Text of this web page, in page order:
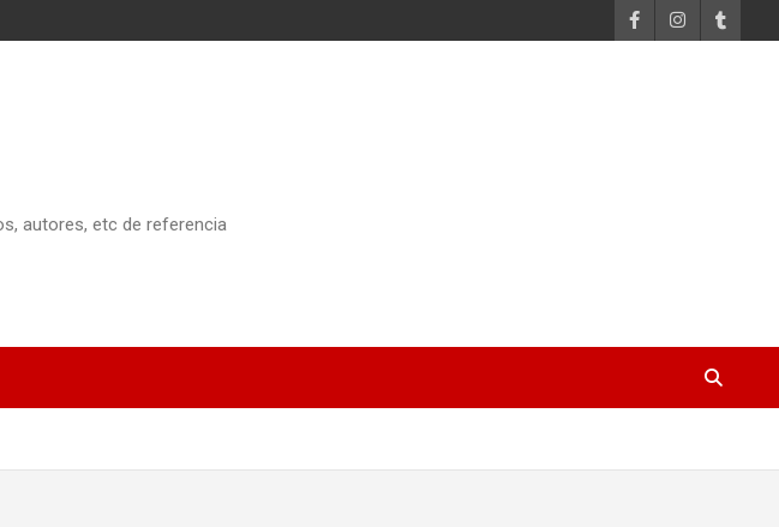
autores, etc de referencia